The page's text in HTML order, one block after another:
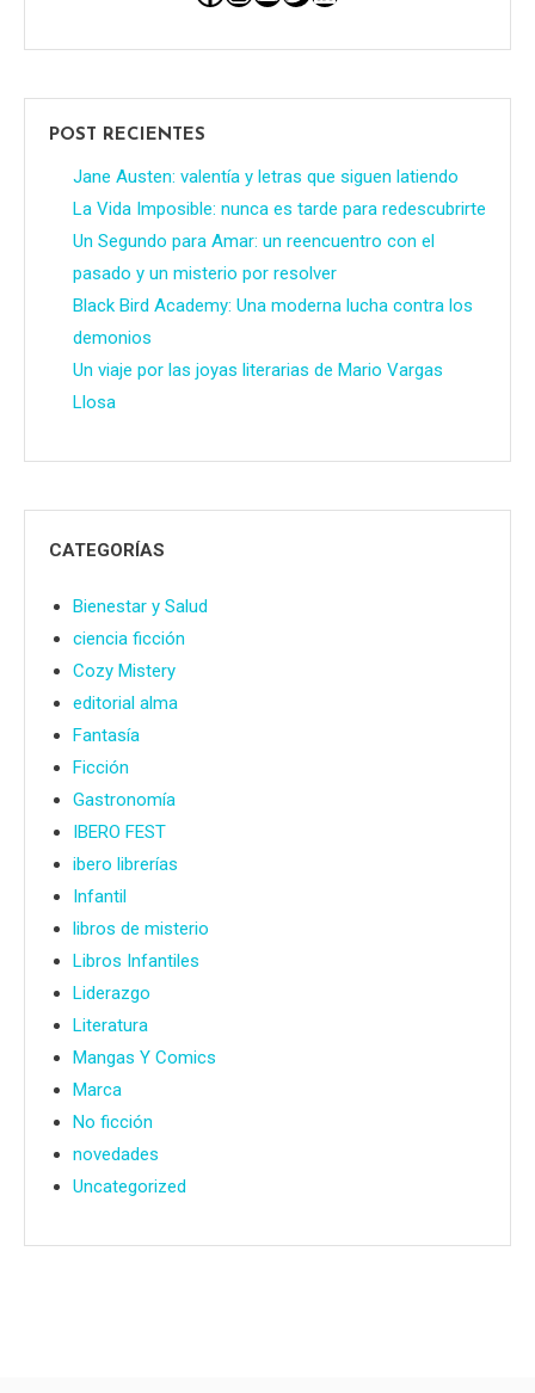
POST RECIENTES
Jane Austen: valentía y letras que siguen latiendo
La Vida Imposible: nunca es tarde para redescubrirte
Un Segundo para Amar: un reencuentro con el
pasado y un misterio por resolver
Black Bird Academy: Una moderna lucha contra los
demonios
Un viaje por las joyas literarias de Mario Vargas
Llosa
CATEGORÍAS
Bienestar y Salud
ciencia ficción
Cozy Mistery
editorial alma
Fantasía
Ficción
Gastronomía
IBERO FEST
ibero librerías
Infantil
libros de misterio
Libros Infantiles
Liderazgo
Literatura
Mangas Y Comics
Marca
No ficción
novedades
Uncategorized